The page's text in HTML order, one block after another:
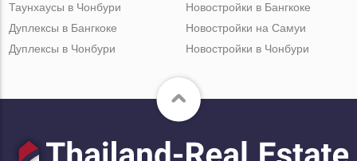
Таунхаусы в Чонбури
Дуплексы в Бангкоке
Дуплексы в Чонбури
Новостройки в Бангкоке
Новостройки на Самуи
Новостройки в Чонбури